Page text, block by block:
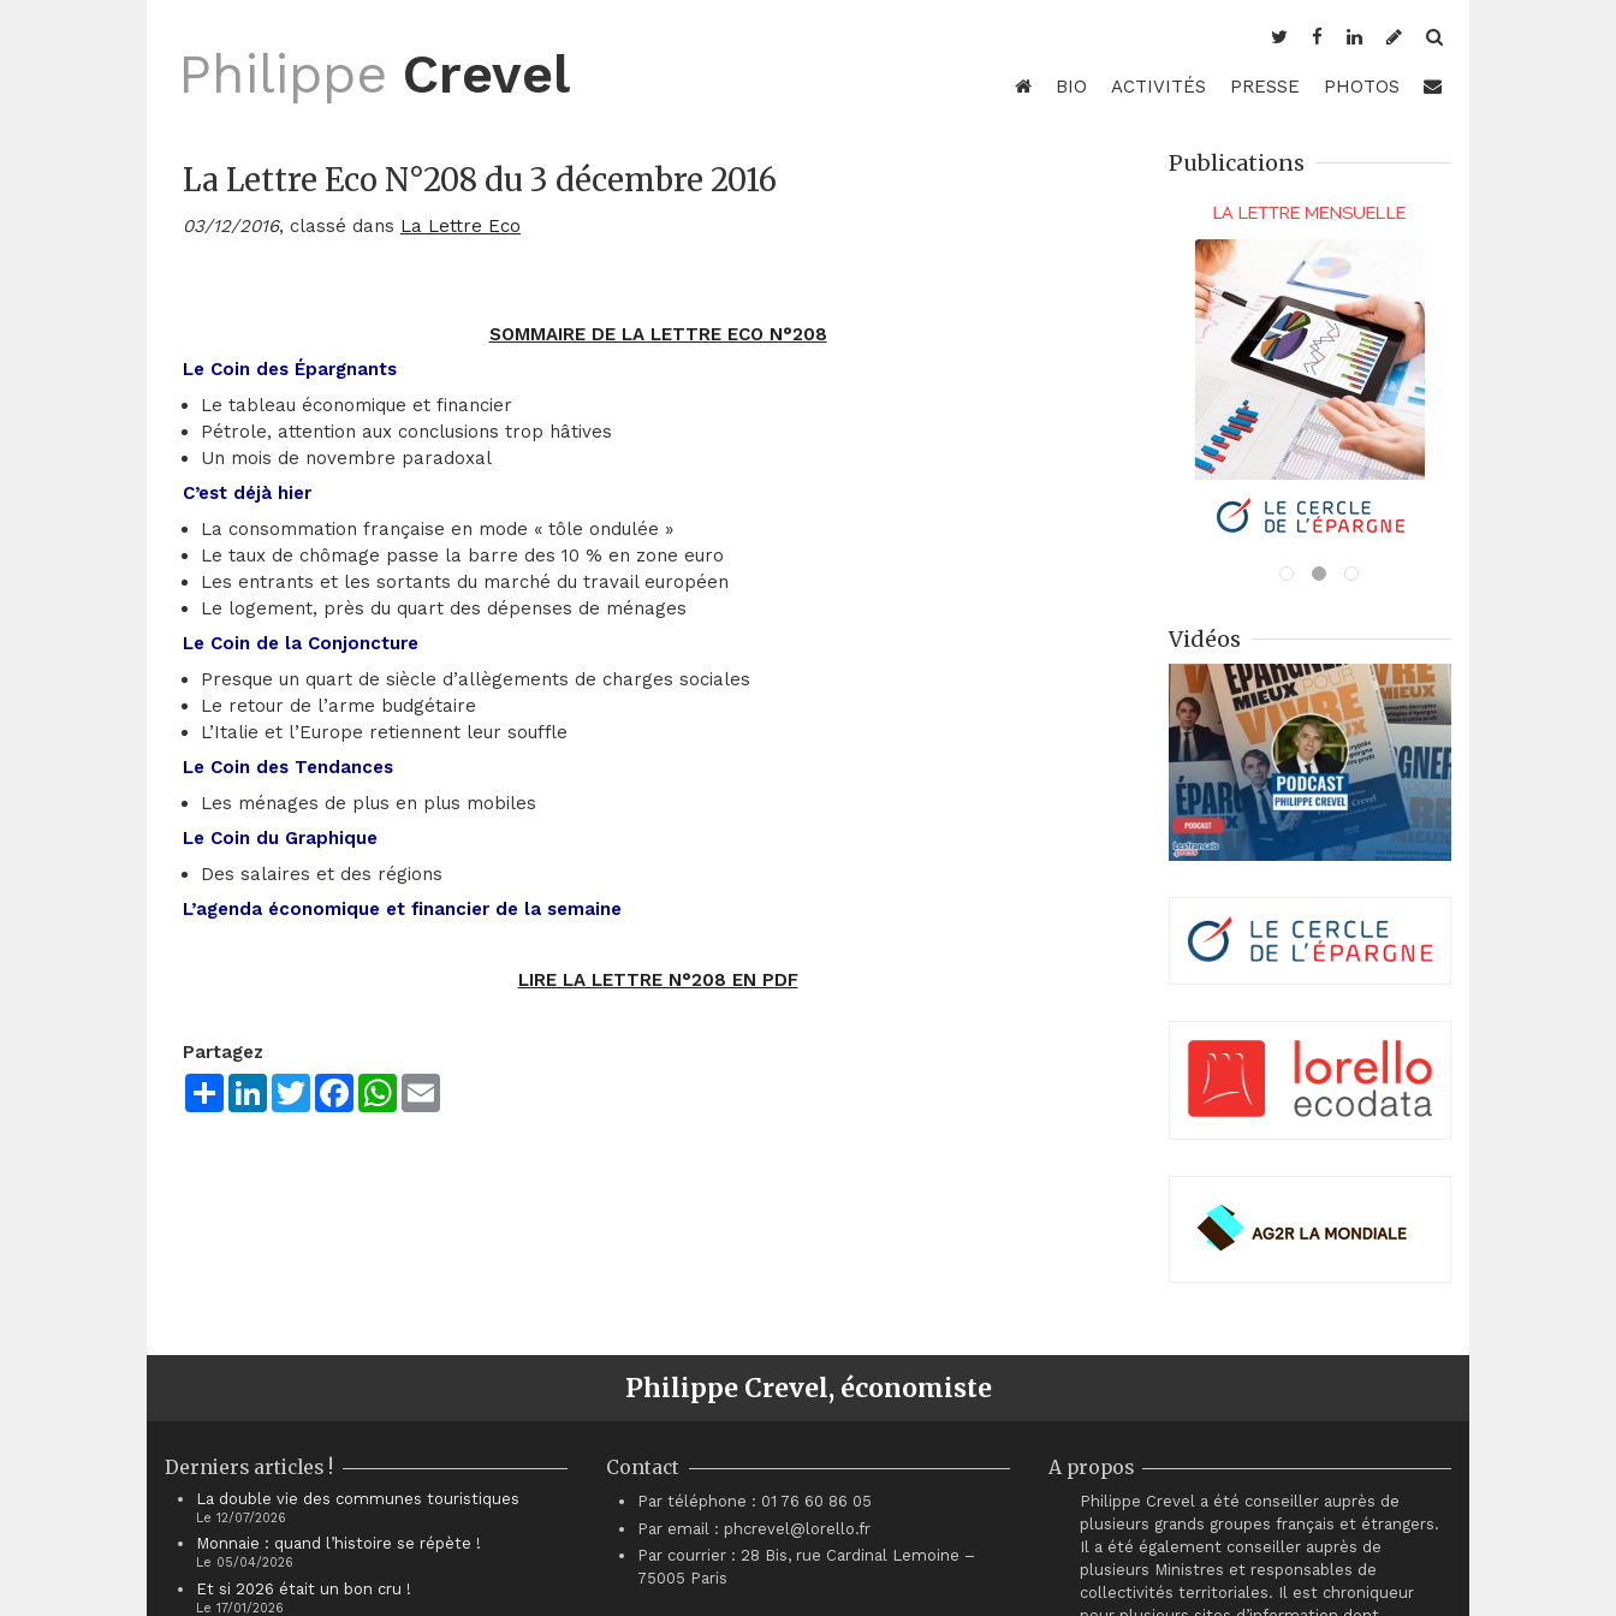
Philippe Crevel BIO ACTIVITÉS PRESSE PHOTOS
La Lettre Eco N°208 du 3 décembre 2016
03/12/2016, classé dans La Lettre Eco
SOMMAIRE DE LA LETTRE ECO N°208
Le Coin des Épargnants
Le tableau économique et financier
Pétrole, attention aux conclusions trop hâtives
Un mois de novembre paradoxal
C’est déjà hier
La consommation française en mode « tôle ondulée »
Le taux de chômage passe la barre des 10 % en zone euro
Les entrants et les sortants du marché du travail européen
Le logement, près du quart des dépenses de ménages
Le Coin de la Conjoncture
Presque un quart de siècle d’allègements de charges sociales
Le retour de l’arme budgétaire
L’Italie et l’Europe retiennent leur souffle
Le Coin des Tendances
Les ménages de plus en plus mobiles
Le Coin du Graphique
Des salaires et des régions
L’agenda économique et financier de la semaine
LIRE LA LETTRE N°208 EN PDF
Partagez
ShareLinkedInTwitterFacebookWhatsApp
Publications
Vidéos
Philippe Crevel, économiste
Derniers articles !
La double vie des communes touristiques
Le 12/07/2026
Monnaie : quand l’histoire se répète !
Le 05/04/2026
Et si 2026 était un bon cru !
Le 17/01/2026
Contact
Par téléphone : 01 76 60 86 05
Par email : phcrevel@lorello.fr
Par courrier : 28 Bis, rue Cardinal Lemoine –
75005 Paris
A propos
Philippe Crevel a été conseiller auprès de
plusieurs grands groupes français et étrangers.
Il a été également conseiller auprès de
plusieurs Ministres et responsables de
collectivités territoriales. Il est chroniqueur